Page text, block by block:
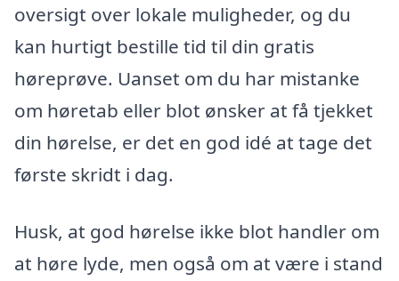
oversigt over lokale muligheder, og du
kan hurtigt bestille tid til din gratis
høreprøve. Uanset om du har mistanke
om høretab eller blot ønsker at få tjekket
din hørelse, er det en god idé at tage det
første skridt i dag.
Husk, at god hørelse ikke blot handler om
at høre lyde, men også om at være i stand